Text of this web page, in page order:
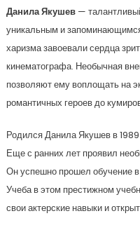
Данила Якушев—
уникальным и
харизма завоевали сердца
кинематографа. Необычная
позволяют ему воплощать на
романтичных героев до
Родился Данила Якушев в
Еще с ранних лет проявил
Он успешно прошел обучение
Учеба в этом престижном
свои актерские навыки и